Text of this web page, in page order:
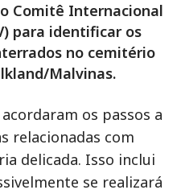
Comitê Internacional
para identificar os
no cemitério
Malvinas.
os passos a
relacionadas com
delicada. Isso inclui
se realizará